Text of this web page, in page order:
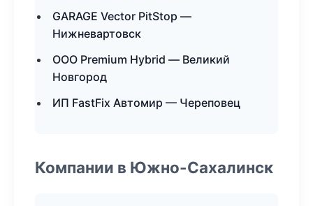
GARAGE Vector PitStop —
Нижневартовск
ООО Premium Hybrid — Великий
Новгород
ИП FastFix Автомир — Череповец
Компании в Южно-Сахалинск